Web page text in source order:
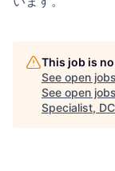
This job is
See open
See open
Specialist,